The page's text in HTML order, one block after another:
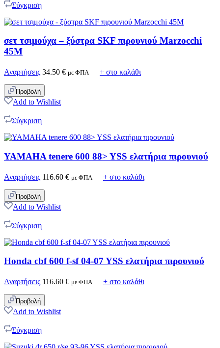
Σύγκριση
σετ τσιμούχα – ξύστρα SKF πιρουνιού Marzocchi
45M
Αναρτήσεις 34.50 € με ΦΠΑ + στο καλάθι
Προβολή
Add to Wishlist
Σύγκριση
YAMAHA tenere 600 88> YSS ελατήρια πιρουνιού
Αναρτήσεις 116.60 € με ΦΠΑ + στο καλάθι
Προβολή
Add to Wishlist
Σύγκριση
Honda cbf 600 f-sf 04-07 YSS ελατήρια πιρουνιού
Αναρτήσεις 116.60 € με ΦΠΑ + στο καλάθι
Προβολή
Add to Wishlist
Σύγκριση